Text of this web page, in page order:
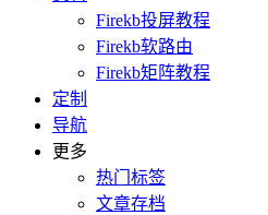
Firekb投屏教程
Firekb软路由
Firekb矩阵教程
定制
导航
更多
热门标签
文章存档